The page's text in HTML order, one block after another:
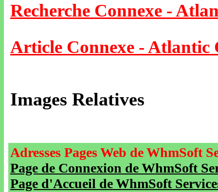
Recherche Connexe -
Article Connexe - Atlantic
Images Relatives
Adresses Pages Web de WhmSoft
Page de Connexion de WhmSoft
Page d'Accueil de WhmSoft